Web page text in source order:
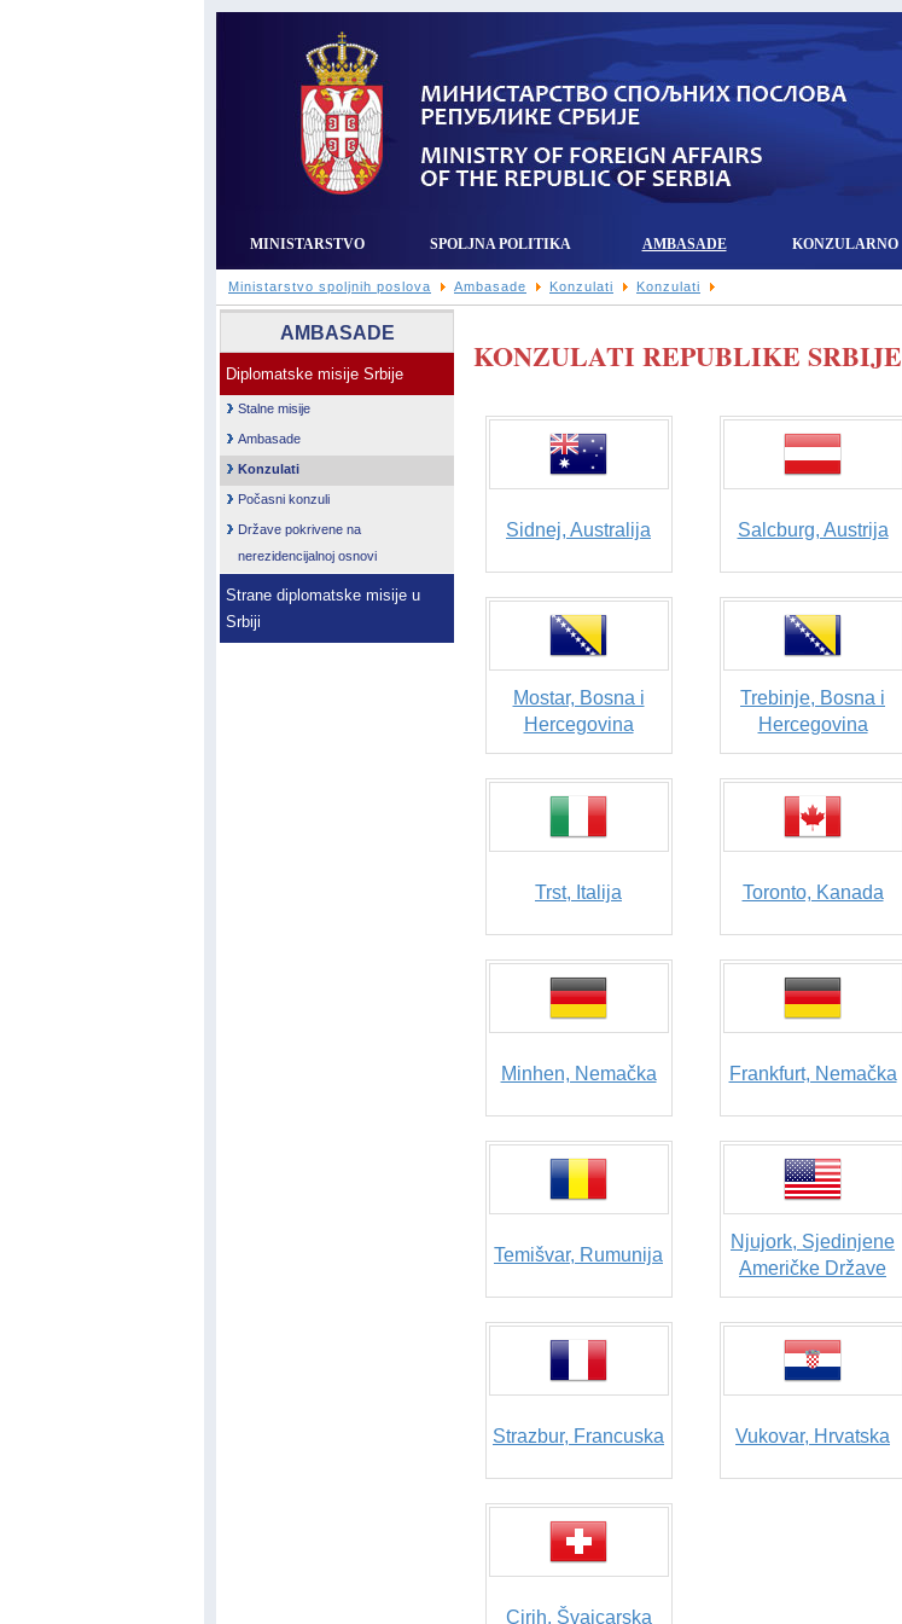
MINISTARSTVO SPOLJNA POLITIKA AMBASADE KONZULARNO
Ministarstvo spoljnih poslova Ambasade Konzulati Konzulati
AMBASADE
Diplomatske misije Srbije
Stalne misije
Ambasade
Konzulati
Počasni konzuli
Države pokrivene na
nerezidencijalnoj osnovi
Strane diplomatske misije u
Srbiji
KONZULATI REPUBLIKE SRBIJE
Sidnej, Australija Salcburg, Austrija
Mostar, Bosna i
Hercegovina
Trebinje, Bosna i
Hercegovina
Trst, Italija Toronto, Kanada
Minhen, Nemačka Frankfurt, Nemačka
Temišvar, Rumunija
Njujork, Sjedinjene
Američke Države
Strazbur, Francuska Vukovar, Hrvatska
Cirih, Švajcarska